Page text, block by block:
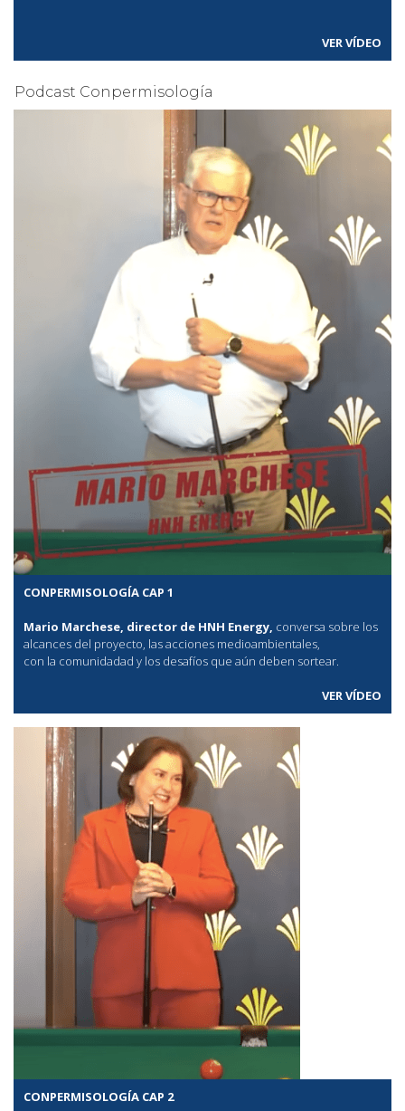
VER VÍDEO
Podcast Conpermisología
CONPERMISOLOGÍA CAP 1
Mario Marchese, director de HNH Energy, conversa sobre los
alcances del proyecto, las acciones medioambientales,
con la comunidadad y los desafíos que aún deben sortear.
VER VÍDEO
CONPERMISOLOGÍA CAP 2